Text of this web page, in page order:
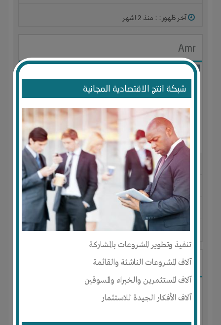
شبكة انتج الاقتصادية المجانية
تنفيذ وتطوير المشروعات بالمشاركة
آلاف المشروعات الناشئة والقائمة
آلاف المستثمرين والخبراء والمسوقين
آلاف الأفكار الجيدة للاستثمار
آخر ظهور: : منذ 2 اشهر
Amr
الجنس : ذكر
لديـه : المال-الخبرات-الوقت
المكان :مصر-الإسكندرية ميامى
آخر ظهور: : منذ 3 اشهر
Ibrahim Mostafa